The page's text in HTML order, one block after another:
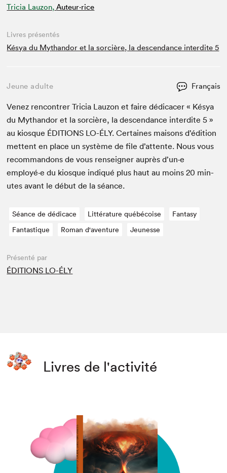
Tricia Lauzon, Auteur·rice
Livres présentés
Késya du Mythandor et la sorcière, la descendance interdite 5
Jeune adulte Français
Venez ren­con­tr­er Tri­cia Lau­zon et faire dédi­cac­er « Késya
du Mythandor et la sor­cière, la descen­dance inter­dite5 »
au kiosque ÉDI­TIONS LO-ÉLY. Cer­taines maisons d’édi­tion
met­tent en place un sys­tème de file d’at­tente. Nous vous
recom­man­dons de vous ren­seign­er auprès d’un·e
employé·e du kiosque indiqué plus haut au moins20 min­
utes avant le début de la séance.
Séance de dédicace Littérature québécoise
Fantasy
Fantastique
Roman d'aventure Jeunesse
Présenté par
ÉDITIONS LO-ÉLY
Livres de l'activité